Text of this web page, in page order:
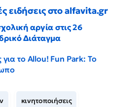
ειδήσεις στο alfavita.gr
αργία στις 26
Διάταγμα
για το Allou! Fun Park: Το
κινητοποιήσεις